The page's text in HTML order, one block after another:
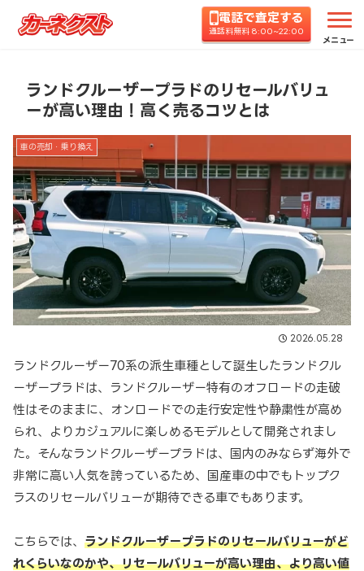
電話で査定する
通話料無料 8:00~22:00
メニュー
ホーム コラムTOP 車の売却・乗り換え ランド
ランドクルーザープラドのリセールバリュ
ーが高い理由！高く売るコツとは
車の売却・乗り換え
2026.05.28
ランドクルーザー70系の派生車種として誕生したランドクル
ーザープラドは、ランドクルーザー特有のオフロードの走破
性はそのままに、オンロードでの走行安定性や静粛性が高め
られ、よりカジュアルに楽しめるモデルとして開発されまし
た。そんなランドクルーザープラドは、国内のみならず海外で
非常に高い人気を誇っているため、国産車の中でもトップク
ラスのリセールバリューが期待できる車でもあります。
こちらでは、 ランドクルーザープラドのリセールバリューがど
れくらいなのかや、リセールバリューが高い理由、より高い値